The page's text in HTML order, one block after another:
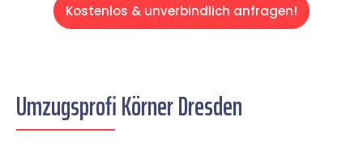
Kostenlos & unverbindlich anfragen!
Umzugsprofi Körner Dresden